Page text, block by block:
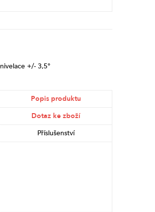
+/- 3,5°
Popis produktu
Dotaz ke zboží
Příslušenství